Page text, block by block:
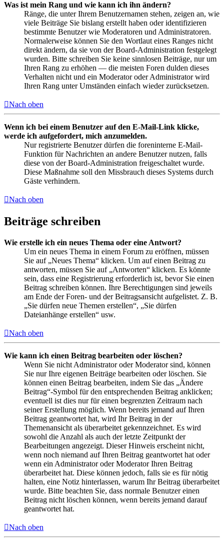
Was ist mein Rang und wie kann ich ihn ändern?
Ränge, die unter Ihrem Benutzernamen stehen, zeigen an, wie
viele Beiträge Sie bislang erstellt haben oder identifizieren
bestimmte Benutzer wie Moderatoren und Administratoren.
Normalerweise können Sie den Wortlaut eines Ranges nicht
direkt ändern, da sie von der Board-Administration festgelegt
wurden. Bitte schreiben Sie keine sinnlosen Beiträge, nur um
Ihren Rang zu erhöhen — die meisten Foren dulden dieses
Verhalten nicht und ein Moderator oder Administrator wird
Ihren Rang unter Umständen einfach wieder zurücksetzen.
Nach oben
Wenn ich bei einem Benutzer auf den E-Mail-Link klicke,
werde ich aufgefordert, mich anzumelden.
Nur registrierte Benutzer dürfen die foreninterne E-Mail-
Funktion für Nachrichten an andere Benutzer nutzen, falls
diese von der Board-Administration freigeschaltet wurde.
Diese Maßnahme soll den Missbrauch dieses Systems durch
Gäste verhindern.
Nach oben
Beiträge schreiben
Wie erstelle ich ein neues Thema oder eine Antwort?
Um ein neues Thema in einem Forum zu eröffnen, müssen
Sie auf „Neues Thema“ klicken. Um auf einen Beitrag zu
antworten, müssen Sie auf „Antworten“ klicken. Es könnte
sein, dass eine Registrierung erforderlich ist, bevor Sie einen
Beitrag schreiben können. Ihre Berechtigungen sind jeweils
am Ende der Foren- und der Beitragsansicht aufgelistet. Z. B.
„Sie dürfen neue Themen erstellen“, „Sie dürfen
Dateianhänge erstellen“ usw.
Nach oben
Wie kann ich einen Beitrag bearbeiten oder löschen?
Wenn Sie nicht Administrator oder Moderator sind, können
Sie nur Ihre eigenen Beiträge bearbeiten oder löschen. Sie
können einen Beitrag bearbeiten, indem Sie das „Ändere
Beitrag“-Symbol für den entsprechenden Beitrag anklicken;
eventuell ist dies nur für einen begrenzten Zeitraum nach
seiner Erstellung möglich. Wenn bereits jemand auf Ihren
Beitrag geantwortet hat, wird Ihr Beitrag in der
Themenansicht als überarbeitet gekennzeichnet. Es wird
sowohl die Anzahl als auch der letzte Zeitpunkt der
Bearbeitungen angezeigt. Dieser Hinweis erscheint nicht,
wenn noch niemand auf Ihren Beitrag geantwortet hat oder
wenn ein Administrator oder Moderator Ihren Beitrag
überarbeitet hat. Diese können jedoch, falls sie es für nötig
halten, eine Notiz hinterlassen, warum Ihr Beitrag überarbeitet
wurde. Bitte beachten Sie, dass normale Benutzer einen
Beitrag nicht löschen können, wenn bereits jemand darauf
geantwortet hat.
Nach oben